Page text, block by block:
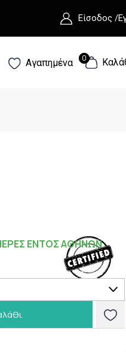
Είσοδος /
Αγαπημένα 0
0
ΕΝΤΟΣ ΑΘΗΝΩΝ